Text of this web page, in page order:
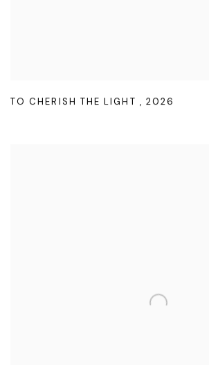
TO CHERISH THE LIGHT , 2026